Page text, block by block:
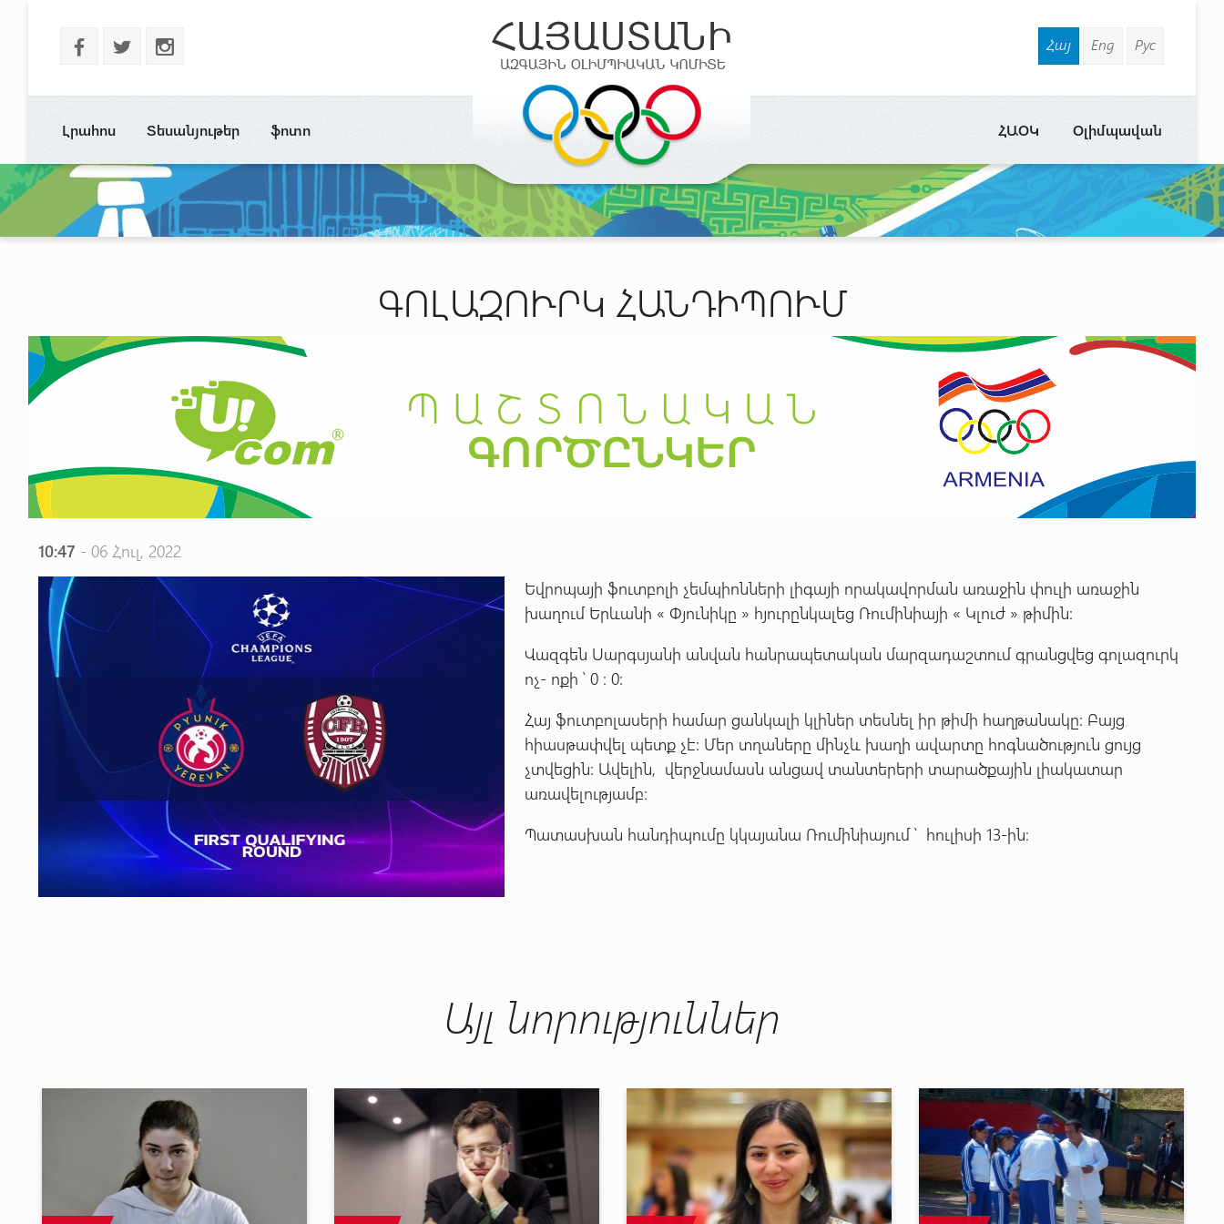
b a x Հայ Eng Рус
Լրահոս Տեսանյութեր ֆոտո Օլիմպավան
ՀԱՕԿ
ԳՈԼԱԶՈՒՐԿ ՀԱՆԴԻՊՈՒՄ
10:47 - 06 Հուլ, 2022
Եվրոպայի ֆուտբոլի չեմպիոնների լիգայի որակավորման առաջին փուլի առաջին
խաղում Երևանի « Փյունիկը » հյուրընկալեց Ռումինիայի « Կլուժ » թիմին:
Վազգեն Սարգսյանի անվան հանրապետական մարզադաշտում գրանցվեց գոլազուրկ
ոչ- ոքի ՝ 0 : 0:
Հայ ֆուտբոլասերի համար ցանկալի կլիներ տեսնել իր թիմի հաղթանակը: Բայց
հիասթափվել պետք չէ: Մեր տղաները մինչև խաղի ավարտը հոգնածություն ցույց
չտվեցին: Ավելին, վերջնամասն անցավ տանտերերի տարածքային լիակատար
առավելությամբ:
Պատասխան հանդիպումը կկայանա Ռումինիայում ՝ հուլիսի 13-ին:
Այլ նորություններ